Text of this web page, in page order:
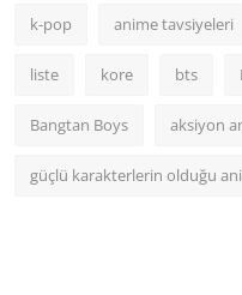
k-pop anime tavsiyeleri
liste kore bts
Bangtan Boys aksiyon
güçlü karakterlerin olduğu